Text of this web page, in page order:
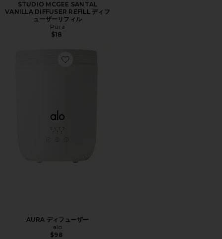
STUDIO MCGEE SANTAL
VANILLA DIFFUSER REFILL ディフ
ューザーリフィル
Pura
$18
Favorite AURA ディフューザー
AURA ディフューザー
alo
$98